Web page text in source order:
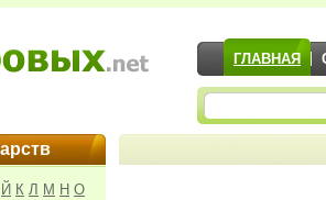
ГЛАВНАЯ
Й К Л М Н О